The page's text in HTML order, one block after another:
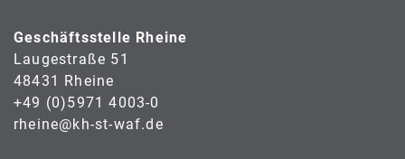
Geschäftsstelle Rheine
Laugestraße 51
48431 Rheine
+49 (0)5971 4003-0
rheine@kh-st-waf.de